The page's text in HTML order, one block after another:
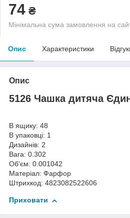
74 ₴
Мінімальна сума замовлення на
Опис Характеристики
Опис
5126 Чашка дитяча
В ящику: 48
В упаковці: 1
Дизайнів: 2
Вага: 0.302
Об'єм: 0.001042
Матеріал: Фарфор
Штрихкод: 4823082522606
Приховати